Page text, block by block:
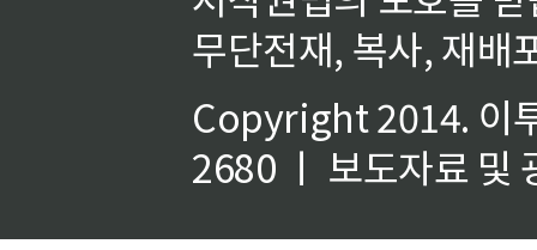
무단전재, 복사, 재배
Copyright 2014. 이
2680 ㅣ 보도자료